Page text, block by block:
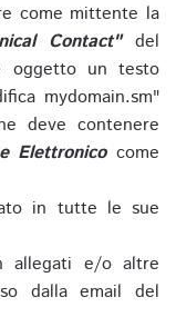
come mittente la
Contact"del
oggetto un testo
mydomain.sm"
deve contenere
Elettronicocome
in tutte le sue
allegati e/o altre
dalla email del